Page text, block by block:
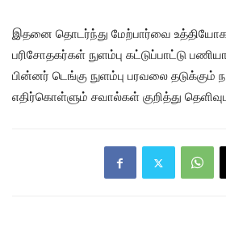
இதனை தொடர்ந்து மேற்பார்வை
பரிசோதகர்கள் நுளம்பு கட்டுப்பாட்டு
பின்னர் டெங்கு நுளம்பு பரவலை தடுக்கும்
எதிர்கொள்ளும் சவால்கள் குறித்து